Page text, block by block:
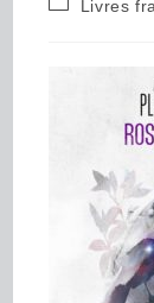
Livres